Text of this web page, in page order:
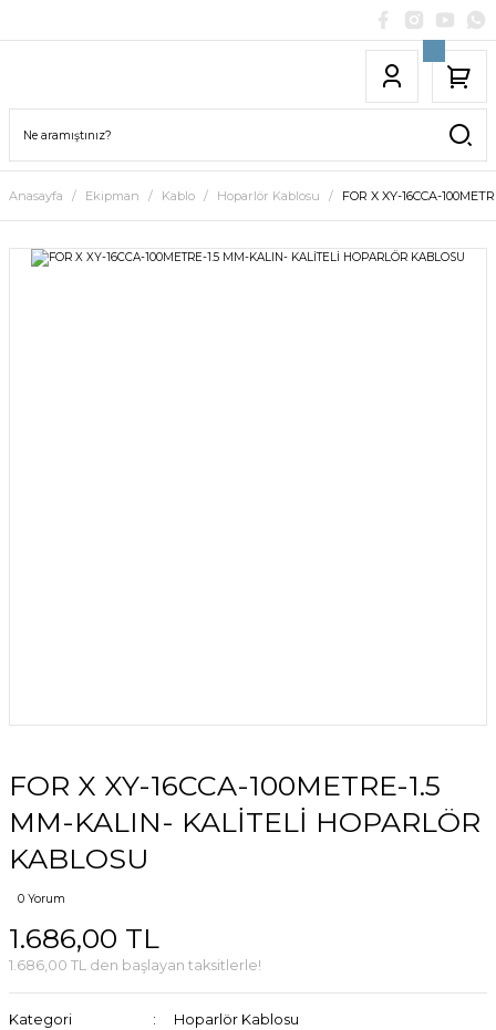
Anasayfa Ekipman Kablo Hoparlör Kablosu FOR X XY-16CCA-
FOR X XY-16CCA-100METRE-1.5
MM-KALIN- KALİTELİ HOPARLÖR
KABLOSU
0 Yorum
1.686,00 TL
1.686,00 TL den başlayan taksitlerle!
Kategori
Hoparlör Kablosu